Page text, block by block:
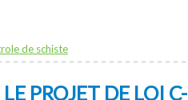
de schiste
LE PROJET DE LOI